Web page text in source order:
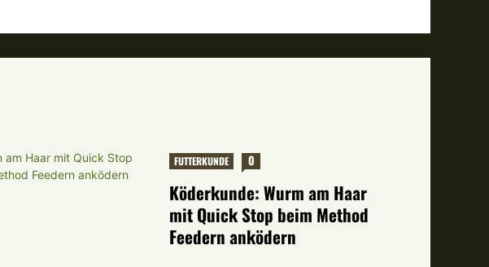
FUTTERKUNDE 0
Köderkunde: Wurm am Haar
mit Quick Stop beim Method
Feedern anködern